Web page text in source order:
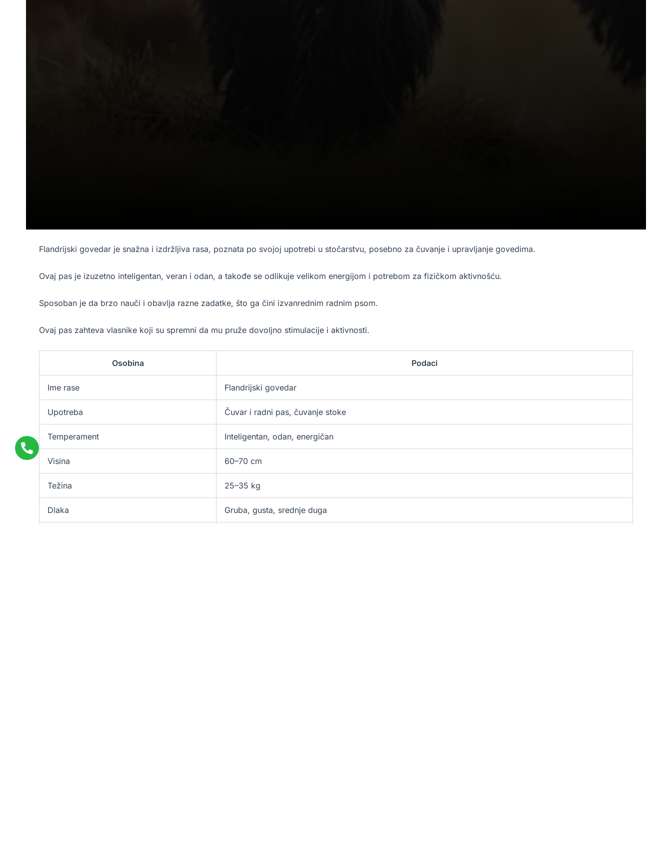
Flandrijski govedar je snažna i izdržljiva rasa, poznata po svojoj upotrebi u stočarstvu, posebno za čuvanje i upravljanje govedima.
Ovaj pas je izuzetno inteligentan, veran i odan, a takođe se odlikuje velikom energijom i potrebom za fizičkom aktivnošću.
Sposoban je da brzo nauči i obavlja razne zadatke, što ga čini izvanrednim radnim psom.
Ovaj pas zahteva vlasnike koji su spremni da mu pruže dovoljno stimulacije i aktivnosti.
Osobina Podaci
Ime rase Flandrijski govedar
Upotreba Čuvar i radni pas, čuvanje stoke
Temperament Inteligentan, odan, energičan
Visina 60–70 cm
Težina 25–35 kg
Dlaka Gruba, gusta, srednje duga